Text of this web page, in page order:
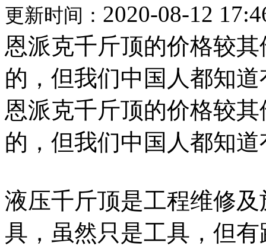
更新时间： 2020-08-12
恩派克千斤顶的价格较
的，但我们中国人都知
恩派克千斤顶的价格较
的，但我们中国人都知
液压千斤顶是工程维修
具，虽然只是工具，但